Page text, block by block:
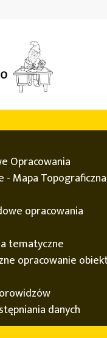
Opracowania
Mapa Topograficzna
opracowania
tematyczne
opracowanie
danych
Aktualizacja